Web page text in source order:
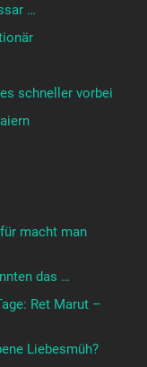
…
schneller vorbei
macht man
das …
Ret Marut –
Liebesmüh?